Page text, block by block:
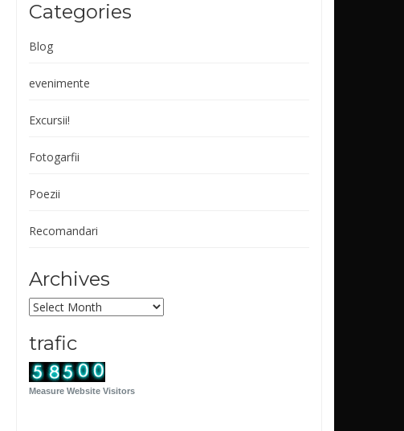
Categories
Blog
evenimente
Excursii!
Fotogarfii
Poezii
Recomandari
Archives
Archives
trafic
Measure Website Visitors